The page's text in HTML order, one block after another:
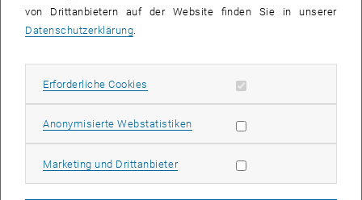
Ort *
von Drittanbietern auf der Website finden Sie in unserer
Datenschutzerklärung.
Erforderliche Cookies Erforderliche Cookies zulassen
Anonymisierte WebstatistikenStatistik Cookies zulassen
Marketing und DrittanbieterMarketing Cookies zulassen